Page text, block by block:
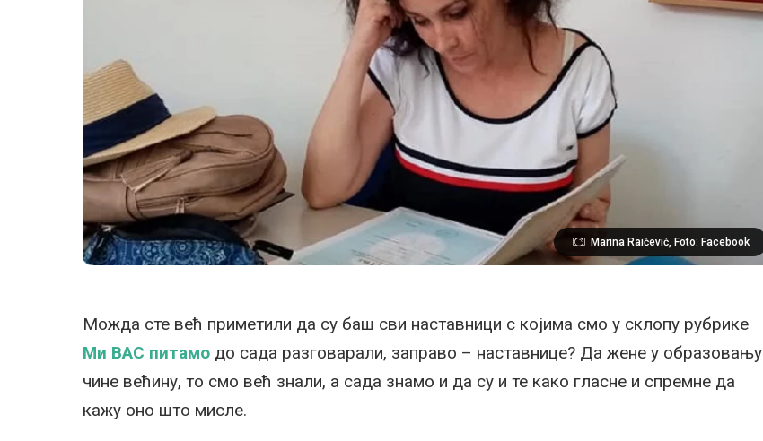
Marina Raičević, Foto: Facebook
Можда сте већ приметили да су баш сви наставници с којима смо у склопу рубрике
Ми ВАС питамо до сада разговарали, заправо – наставнице? Да жене у образовању
чине већину, то смо већ знали, а сада знамо и да су и те како гласне и спремне да
кажу оно што мисле.